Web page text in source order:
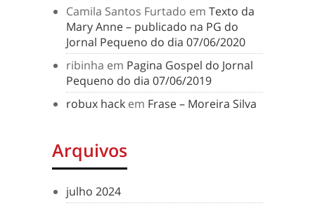
Camila Santos Furtado em Texto da
Mary Anne – publicado na PG do
Jornal Pequeno do dia 07/06/2020
ribinha em Pagina Gospel do Jornal
Pequeno do dia 07/06/2019
robux hack em Frase – Moreira Silva
Arquivos
julho 2024